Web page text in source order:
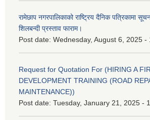
रामेछाप नगरपालिकाको राष्ट्रिय दैनिक पत्रिकामा
शिलबन्दी प्रस्ताव फाराम।
Post date: Wednesday, August 6, 2025 -
Request for Quotation For (HIRING A
DEVELOPMENT TRAINING (ROAD
MAINTENANCE))
Post date: Tuesday, January 21, 2025 -